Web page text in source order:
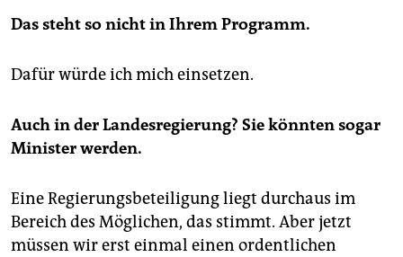
Das steht so nicht in Ihrem Programm.
Dafür würde ich mich einsetzen.
Auch in der Landesregierung? Sie könnten sogar
Minister werden.
Eine Regierungsbeteiligung liegt durchaus im
Bereich des Möglichen, das stimmt. Aber jetzt
müssen wir erst einmal einen ordentlichen